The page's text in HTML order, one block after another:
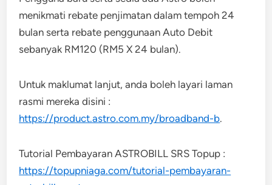
menikmati rebate penjimatan dalam tempoh 24
bulan serta rebate penggunaan Auto Debit
sebanyak RM120 (RM5 X 24 bulan).
Untuk maklumat lanjut, anda boleh layari laman
rasmi mereka disini :
https://product.astro.com.my/broadband-b.
Tutorial Pembayaran ASTROBILL SRS Topup :
https://topupniaga.com/tutorial-pembayaran-